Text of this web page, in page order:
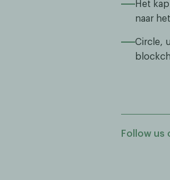
Het
naar
Circle,
Follow us